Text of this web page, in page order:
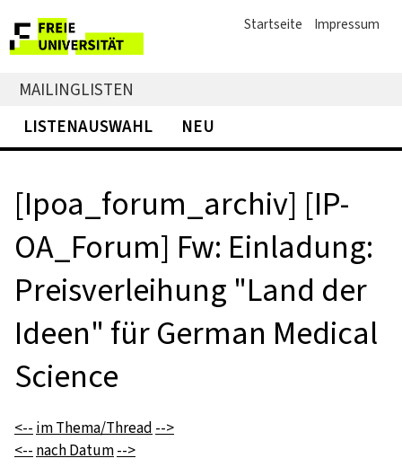
Startseite Impressum
MAILINGLISTEN
LISTENAUSWAHL
NEU
[Ipoa_forum_archiv] [IP-
OA_Forum] Fw: Einladung:
Preisverleihung "Land der
Ideen" für German Medical
Science
<-- im Thema/Thread -->
<-- nach Datum-->